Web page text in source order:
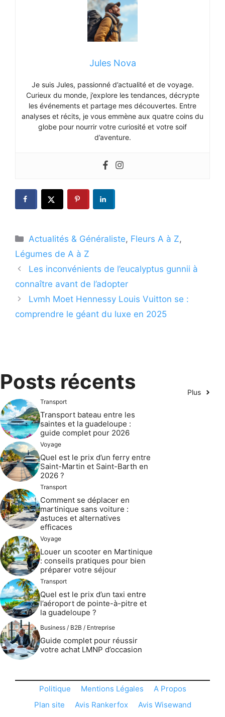
Jules Nova
Je suis Jules, passionné d’actualité et de voyage.
Curieux du monde, j’explore les tendances, décrypte
les événements et partage mes découvertes. Entre
analyses et récits, je vous emmène aux quatre coins du
globe pour nourrir votre curiosité et votre soif
d’aventure.
Catégories
Actualités & Généraliste, Fleurs A à Z,
Légumes de A à Z
Les inconvénients de l’eucalyptus gunnii à
connaître avant de l’adopter
Lvmh Moet Hennessy Louis Vuitton se :
comprendre le géant du luxe en 2025
Posts récents Plus
Transport
Transport bateau entre les
saintes et la guadeloupe :
guide complet pour 2026
Voyage
Quel est le prix d’un ferry entre
Saint-Martin et Saint-Barth en
2026 ?
Transport
Comment se déplacer en
martinique sans voiture :
astuces et alternatives
efficaces
Voyage
Louer un scooter en Martinique
: conseils pratiques pour bien
préparer votre séjour
Transport
Quel est le prix d’un taxi entre
l’aéroport de pointe-à-pitre et
la guadeloupe ?
Business / B2B / Entreprise
Guide complet pour réussir
votre achat LMNP d’occasion
Politique Mentions Légales
A Propos
Plan site
Avis Rankerfox
Avis Wisewand